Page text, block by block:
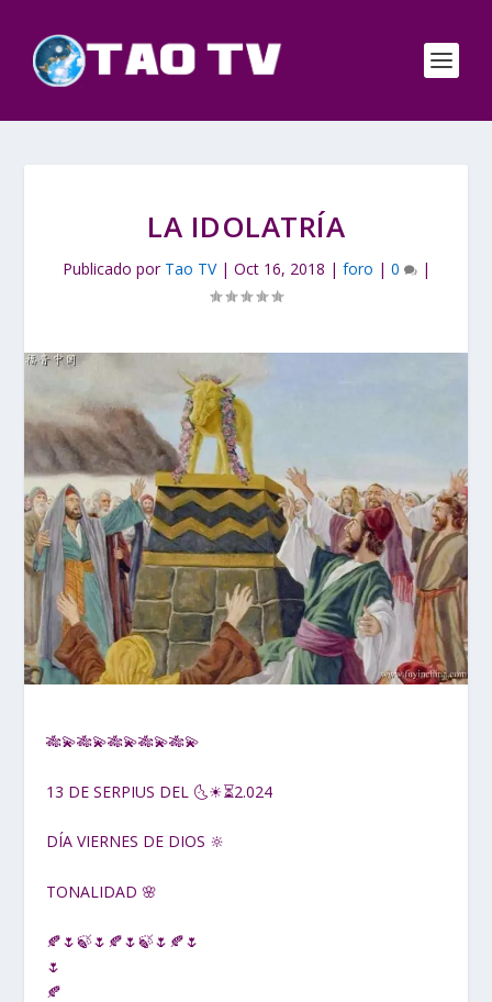
LA IDOLATRÍA
Publicado por Tao TV| Oct 16, 2018 | foro | 0 |
🎋💫🎋💫🎋💫🎋💫🎋💫
13 DE SERPIUS DEL 🌜☀⏳2.024
DÍA VIERNES DE DIOS 🔆
TONALIDAD 🌸
🍂🌷🍃🌷🍂🌷🍃🌷🍂🌷
🌷
🍂